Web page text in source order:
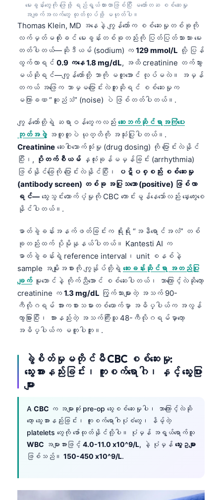
မေးခွန်းတွေကို ဖြေဖို့ ရည်ရွယ်ထားတာဖြစ်ပြီး မတော်တဆ စစ်ဆေးမှု
အချက်အလက်တွေ ထုတ်လုပ်ဖို့ မဟုတ်ပါ။
Thomas Klein, MD အနေနဲ့ ကျွန်တော်က စစ်ဆေးမှုတစ်ခုကို
လက်မှတ်မထိုးခင် မေးခွန်းတစ်ခုတည်းကို ပြတ်ပြတ်သားသား မေး
တတ်ပါတယ်—ဆိုဒီယမ် (sodium) က 129 mmol/L လို့ ပြန်
ထွက်လာရင် 0.9 ကနေ 1.8 mg/dL, အထိ creatinine တက်သွား
မယ်ဆိုရင်—ကျွန်တော်တို့ ဘာကို မတူအောင် လုပ်မလဲ။ အမှန်
တကယ် အဖြေက ဘာမှမပြောင်းလဲဘူးဆိုရင် စစ်ဆေးမှုက
မကြာခဏ “ဆူညံသံ” (noise) ပဲ ဖြစ်တတ်ပါတယ်။.
ကျွန်တော်တို့ရဲ့ ဆရာဝန်တွေကလည်း ဆေးဘက်ဆိုင်ရာအကြံပေး
ဘုတ်အဖွဲ့ အတူတူပဲ ယုတ္တိကို အသုံးပြုပါတယ်။.
Creatinine ဆေးဝါးသောက်သုံးမှု (drug dosing) ကို ပြောင်းလဲနိုင်
ပြီး၊, ပိုတက်စီယမ် နှလုံးခုန်မမှန်ခြင်း (arrhythmia)
ဖြစ်နိုင်ခြေကို ပြောင်းလဲနိုင်ပြီး၊
ပဋိပစ္စည်း စစ်ဆေးမှု
(antibody screen) တစ်ခု အပြုသဘော (positive) ဖြစ်လာ
ရင်— သွေးသွင်းထောက်ပံ့မှုကို CBC ကောင်းမွန်နေသော်လည်း နှေးကွေးစေ
နိုင်ပါတယ်။.
ဓာတ်ခွဲခန်းအနက်ဖတ်ခြင်းက ရိုးရိုး “အနီရောင်အလံ” တစ်
ခုတည်းထက် ပိုမိုနုနယ်ပါတယ်။ Kantesti AI က
ဓာတ်ခွဲခန်းရဲ့ reference interval၊ unit စနစ်နဲ့
sample အမျိုးအစားကို ကျွန်ုပ်တို့ရဲ့ ဆေးခန်းဆိုင်ရာ အတည်ပြု
ချက်မူဘောင်နဲ့ ကိုက်ညီအောင် စစ်ဆေးပါတယ်၊ ဘာကြောင့်လဲဆိုတော့
creatinine က 1.3 mg/dL ကြွက်သားများတဲ့ အသက် 90-
ကီလိုဂရမ် အားကစားသမားတစ်ယောက်မှာ အဓိပ္ပါယ်က အလွန်
ကွာခြားပြီး၊ အားနည်းတဲ့ အသက်ကြီးသူ 48-ကီလိုဂရမ်မှာတော့
အဓိပ္ပါယ်က မတူပါဘူး။.
ခွဲစိတ်မှုမတိုင်မီ CBC စစ်ဆေးမှု:
သွေးအားနည်းခြင်း၊ ကူးစက်ရောဂါ၊ နှင့် သွေးပြား
များ
A CBC က အများဆုံး pre-op သွေးစစ်ဆေးမှုပါ၊ ဘာကြောင့်လဲဆို
တော့ သွေးအားနည်းခြင်း၊ ကူးစက်ရောဂါပုံစံတွေ၊ နိမ့်တဲ့
platelets တွေကို ဖော်ထုတ်နိုင်လို့ပါ။ ပုံမှန် အရွယ်ရောက်သူ
WBC အများအားဖြင့် 4.0-11.0 x10^9/L, နဲ့ ပုံမှန် သွေးဥများ
ဖြစ်သည်။ 150-450 x10^9/L.